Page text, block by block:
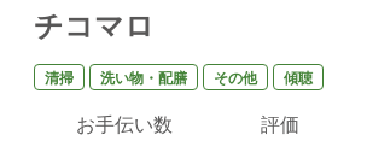
チコマロ
清掃 洗い物・配膳 その他 傾聴
お手伝い数
評価